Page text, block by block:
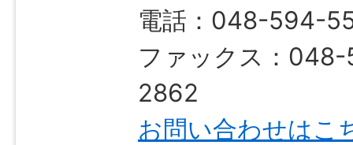
電話：048-594-
ファックス：
2862
お問い合わせはこ